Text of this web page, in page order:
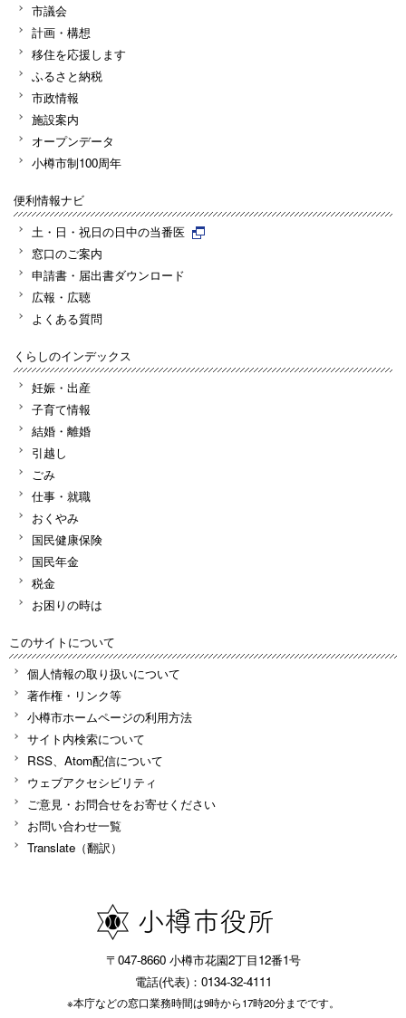
市議会
計画・構想
移住を応援します
ふるさと納税
市政情報
施設案内
オープンデータ
小樽市制100周年
便利情報ナビ
土・日・祝日の日中の当番医
窓口のご案内
申請書・届出書ダウンロード
広報・広聴
よくある質問
くらしのインデックス
妊娠・出産
子育て情報
結婚・離婚
引越し
ごみ
仕事・就職
おくやみ
国民健康保険
国民年金
税金
お困りの時は
このサイトについて
個人情報の取り扱いについて
著作権・リンク等
小樽市ホームページの利用方法
サイト内検索について
RSS、Atom配信について
ウェブアクセシビリティ
ご意見・お問合せをお寄せください
お問い合わせ一覧
Translate（翻訳）
〒047-8660 小樽市花園2丁目12番1号
電話(代表)：0134-32-4111
※本庁などの窓口業務時間は9時から17時20分までです。